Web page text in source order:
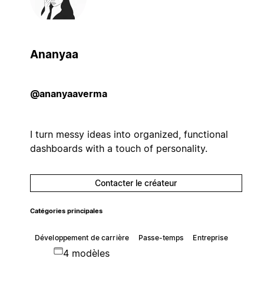
Ananyaa
@ananyaaverma
I turn messy ideas into organized, functional
dashboards with a touch of personality.
Contacter le créateur
Catégories principales
Développement de carrière Passe-temps Entreprise
4 modèles